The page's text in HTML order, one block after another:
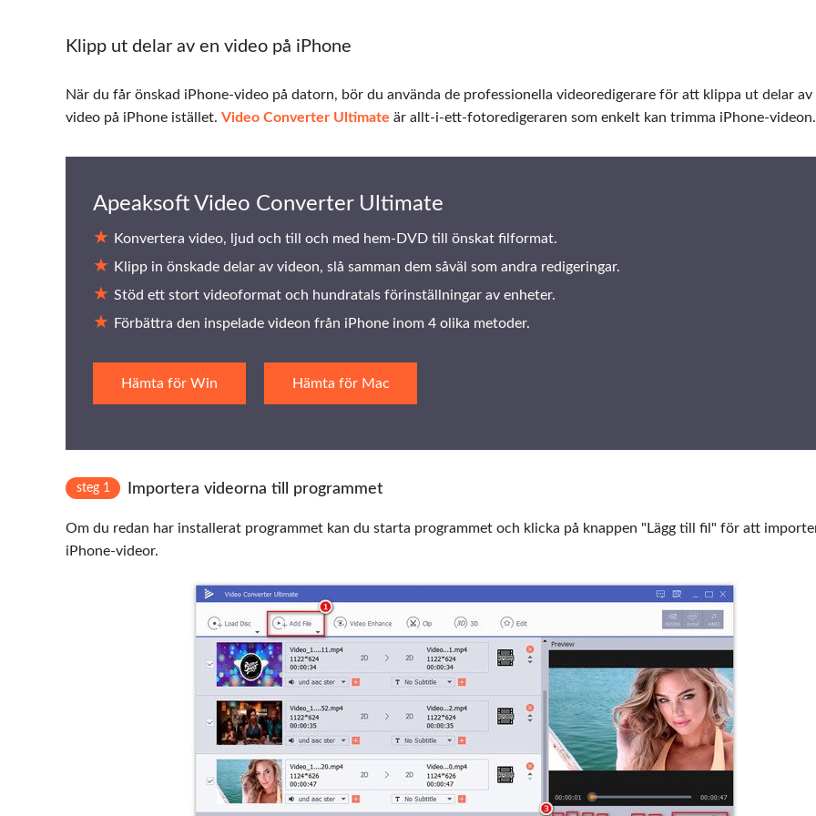
Klipp ut delar av en video på iPhone
När du får önskad iPhone-video på datorn, bör du använda de professionella videoredigerare för att klippa ut delar av
video på iPhone istället. Video Converter Ultimate är allt-i-ett-fotoredigeraren som enkelt kan trimma iPhone-videon.
Apeaksoft Video Converter Ultimate
Konvertera video, ljud och till och med hem-DVD till önskat filformat.
Klipp in önskade delar av videon, slå samman dem såväl som andra redigeringar.
Stöd ett stort videoformat och hundratals förinställningar av enheter.
Förbättra den inspelade videon från iPhone inom 4 olika metoder.
Hämta för Win Hämta för Mac
steg 1 Importera videorna till programmet
Om du redan har installerat programmet kan du starta programmet och klicka på knappen "Lägg till fil" för att
iPhone-videor.